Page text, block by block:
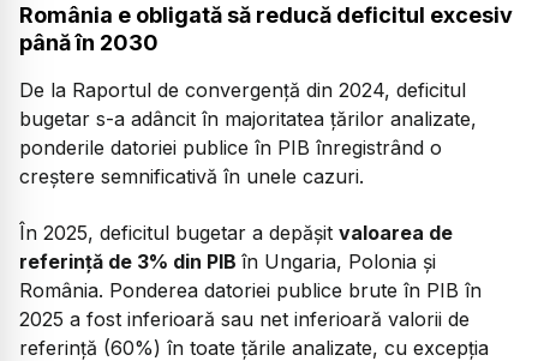
România e obligată să reducă deficitul excesiv
până în 2030
De la Raportul de convergență din 2024, deficitul
bugetar s-a adâncit în majoritatea țărilor analizate,
ponderile datoriei publice în PIB înregistrând o
creștere semnificativă în unele cazuri.
În 2025, deficitul bugetar a depășit valoarea de
referință de 3% din PIB în Ungaria, Polonia și
România. Ponderea datoriei publice brute în PIB în
2025 a fost inferioară sau net inferioară valorii de
referință (60%) în toate țările analizate, cu excepția